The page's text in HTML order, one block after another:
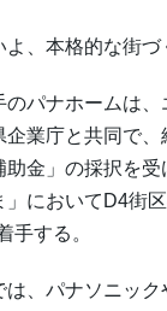
、本格的な街づ
パナホームは、
企業庁と共同で
助金」の採択を
」においてD4街
手する。
、パナソニック